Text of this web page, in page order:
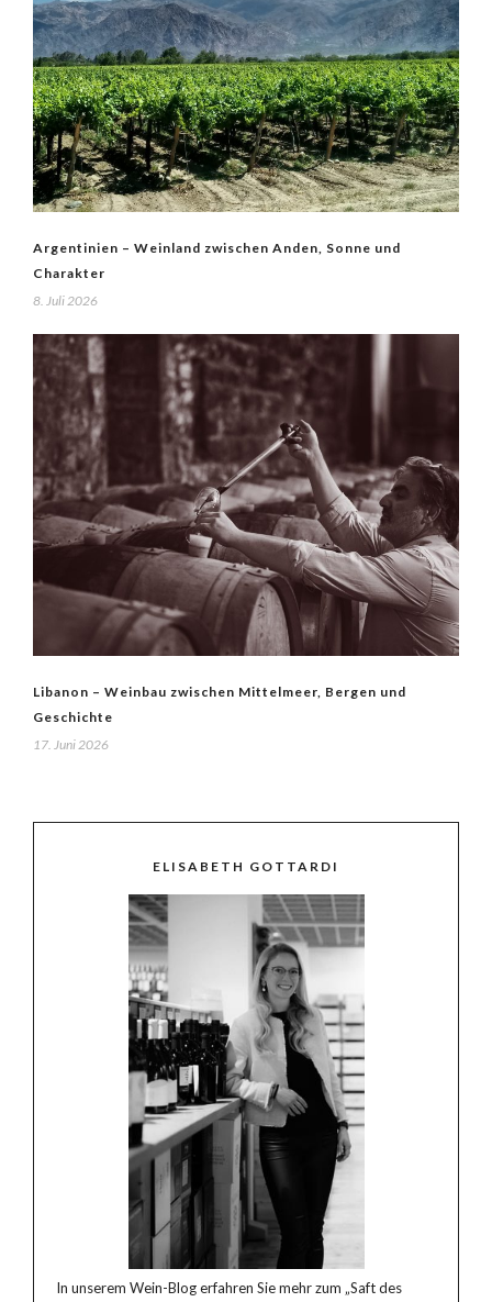
Argentinien – Weinland zwischen Anden, Sonne und
Charakter
8. Juli 2026
Libanon – Weinbau zwischen Mittelmeer, Bergen und
Geschichte
17. Juni 2026
ELISABETH GOTTARDI
In unserem Wein-Blog erfahren Sie mehr zum „Saft des